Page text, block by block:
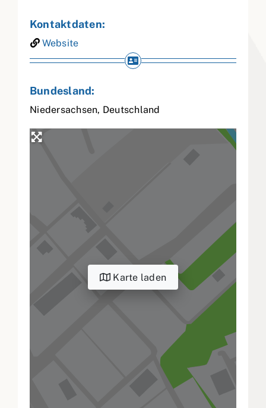
Kontaktdaten:
Website
Bundesland:
Niedersachsen, Deutschland
Karte laden